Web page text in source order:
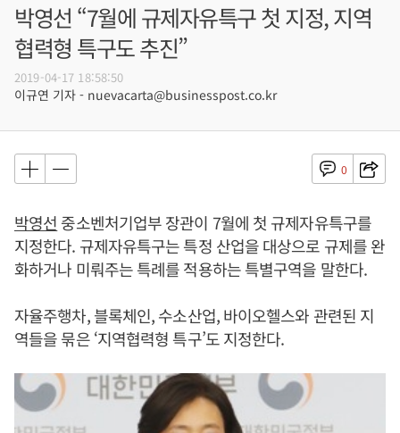
박영선 “7월에 규제자유특구 첫 지정, 지역
협력형 특구도 추진”
2019-04-17 18:58:50
이규연 기자 - nuevacarta@businesspost.co.kr
0
박영선 중소벤처기업부 장관이 7월에 첫 규제자유특구를
지정한다. 규제자유특구는 특정 산업을 대상으로 규제를 완
화하거나 미뤄주는 특례를 적용하는 특별구역을 말한다.
자율주행차, 블록체인, 수소산업, 바이오헬스와 관련된 지
역들을 묶은 ‘지역협력형 특구’도 지정한다.